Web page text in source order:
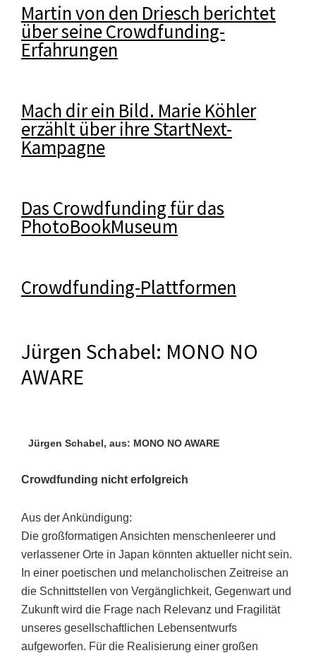
Martin von den Driesch berichtet
über seine Crowdfunding-
Erfahrungen
Mach dir ein Bild. Marie Köhler
erzählt über ihre StartNext-
Kampagne
Das Crowdfunding für das
PhotoBookMuseum
Crowdfunding-Plattformen
Jürgen Schabel: MONO NO
AWARE
Jürgen Schabel, aus: MONO NO AWARE
Crowdfunding nicht erfolgreich
Aus der Ankündigung:
Die großformatigen Ansichten menschenleerer und
verlassener Orte in Japan könnten aktueller nicht sein.
In einer poetischen und melancholischen Zeitreise an
die Schnittstellen von Vergänglichkeit, Gegenwart und
Zukunft wird die Frage nach Relevanz und Fragilität
unseres gesellschaftlichen Lebensentwurfs
aufgeworfen. Für die Realisierung einer großen